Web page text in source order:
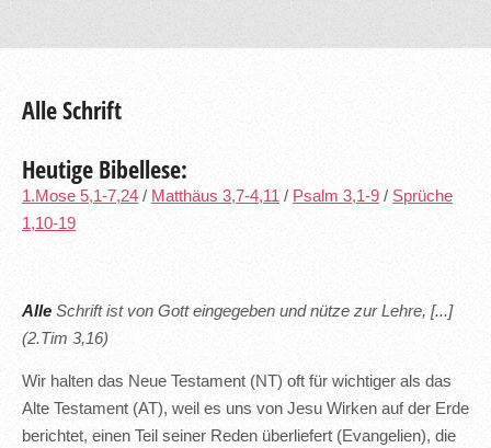
Alle Schrift
Heutige Bibellese:
1.Mose 5,1-7,24 / Matthäus 3,7-4,11 / Psalm 3,1-9 / Sprüche
1,10-19
Alle Schrift ist von Gott eingegeben und nütze zur Lehre, [...]
(2.Tim 3,16)
Wir halten das Neue Testament (NT) oft für wichtiger als das
Alte Testament (AT), weil es uns von Jesu Wirken auf der Erde
berichtet, einen Teil seiner Reden überliefert (Evangelien), die